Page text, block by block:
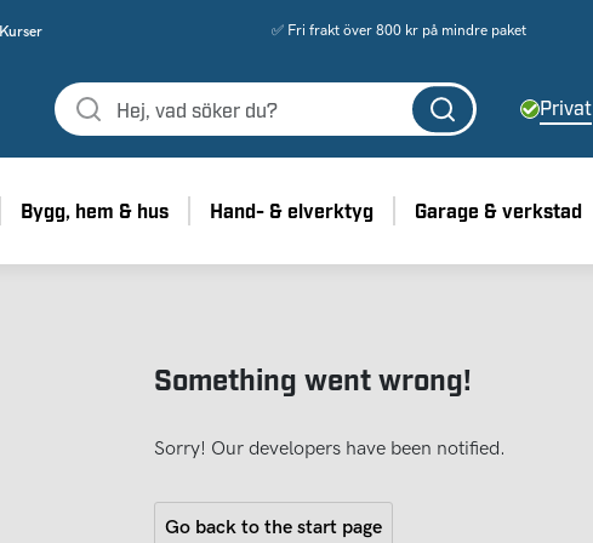
Kurser ✅ Fri frakt över 800 kr på mindre paket
Privat
Bygg, hem & hus Hand- & elverktyg Garage & verkstad
Something went wrong!
Sorry! Our developers have been notified.
Go back to the start page